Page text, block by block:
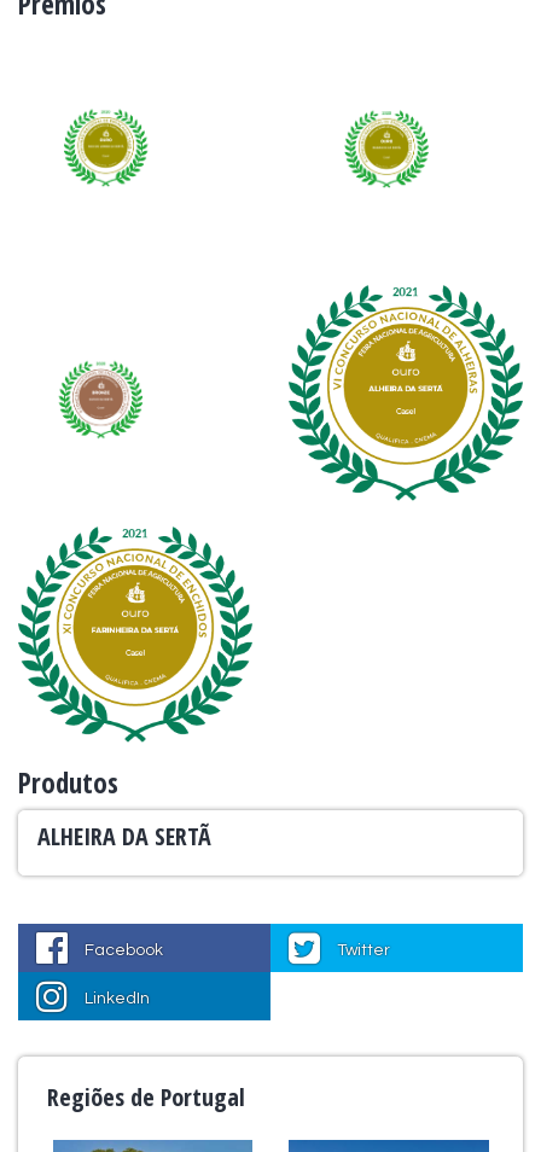
Produtos
ALHEIRA DA SERTÃ
Facebook Twitter
LinkedIn
Regiões de Portugal